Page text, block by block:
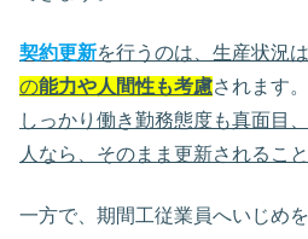
契約更新を行うのは、生産状況
の能力や人間性も考慮されます。
しっかり働き勤務態度も真面目
人なら、そのまま更新されるこ
一方で、期間工従業員へいじめ